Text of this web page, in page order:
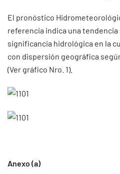
El pronóstico
referencia indica una tendencia
significancia hidrológica en la
con dispersión geográfica
(Ver gráfico Nro. 1).
Anexo (a)